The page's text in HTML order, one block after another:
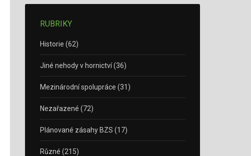
RUBRIKY
Historie (62)
Jiné nehody v hornictví(36)
Mezinárodní spolupráce (31)
Nezařazené (72)
Plánované zásahy BZS (17)
Různé (215)